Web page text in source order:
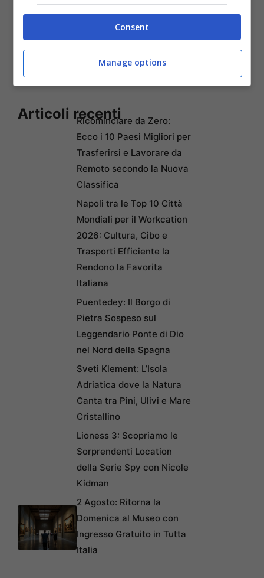
infatti affermato che non ci sono prove
scientifiche che le foglie di coca facciano
male, anzi: è vero il contrario.
Articoli recentiRicominciare da Zero:
Ecco i 10 Paesi Migliori per
Trasferirsi e Lavorare da
Remoto secondo la Nuova
Classifica
Napoli tra le Top 10 Città
Mondiali per il Workcation
2026: Cultura, Cibo e
Trasporti Efficiente la
Rendono la Favorita
Italiana
Puentedey: Il Borgo di
Pietra Sospeso sul
Leggendario Ponte di Dio
nel Nord della Spagna
Sveti Klement: L’Isola
Adriatica dove la Natura
Canta tra Pini, Ulivi e Mare
Cristallino
Lioness 3: Scopriamo le
Sorprendenti Location
della Serie Spy con Nicole
Kidman
2 Agosto: Ritorna la
Domenica al Museo con
Ingresso Gratuito in Tutta
Italia
Consent
Manage options